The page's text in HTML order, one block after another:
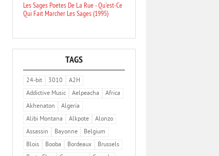
Les Sages Poetes De La Rue - Qu'est-Ce
Qui Fait Marcher Les Sages (1995)
TAGS
24-bit 3010
A2H
Addictive Music
Aelpeacha
Africa
Akhenaton
Algeria
Alibi Montana
Alkpote
Alonzo
Assassin
Bayonne
Belgium
Blois
Booba Bordeaux
Brussels